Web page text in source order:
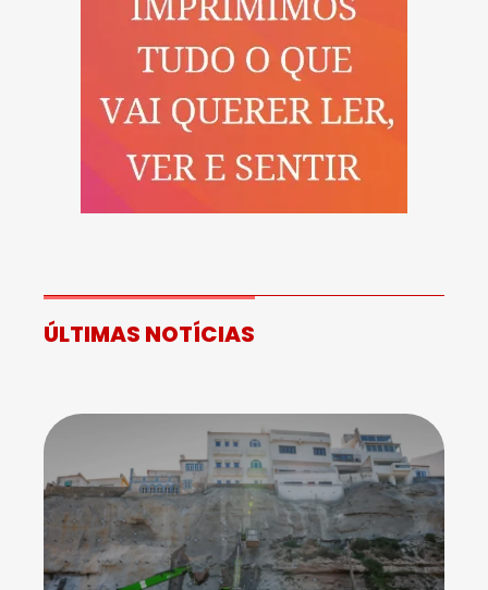
ÚLTIMAS NOTÍCIAS